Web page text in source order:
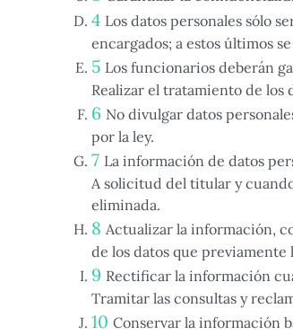
Los datos personales sólo
encargados; a estos últimos
Los funcionarios deberán
Realizar el tratamiento de los
No divulgar datos
por la ley.
La información de datos
A solicitud del titular y
eliminada.
Actualizar la información,
de los datos que previamente
Rectificar la información
Tramitar las consultas y
Conservar la información